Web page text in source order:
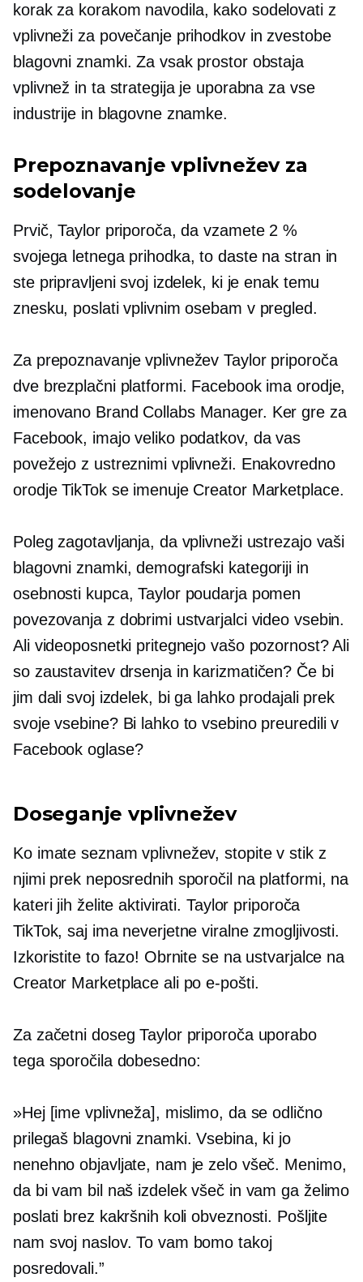
korak za korakom navodila, kako sodelovati z
vplivneži za povečanje prihodkov in zvestobe
blagovni znamki. Za vsak prostor obstaja
vplivnež in ta strategija je uporabna za vse
industrije in blagovne znamke.
Prepoznavanje vplivnežev za
sodelovanje
Prvič, Taylor priporoča, da vzamete 2 %
svojega letnega prihodka, to daste na stran in
ste pripravljeni svoj izdelek, ki je enak temu
znesku, poslati vplivnim osebam v pregled.
Za prepoznavanje vplivnežev Taylor priporoča
dve brezplačni platformi. Facebook ima orodje,
imenovano Brand Collabs Manager. Ker gre za
Facebook, imajo veliko podatkov, da vas
povežejo z ustreznimi vplivneži. Enakovredno
orodje TikTok se imenuje Creator Marketplace.
Poleg zagotavljanja, da vplivneži ustrezajo vaši
blagovni znamki, demografski kategoriji in
osebnosti kupca, Taylor poudarja pomen
povezovanja z dobrimi ustvarjalci video vsebin.
Ali videoposnetki pritegnejo vašo pozornost? Ali
so zaustavitev drsenjain karizmatičen? Če bi
jim dali svoj izdelek, bi ga lahko prodajali prek
svoje vsebine? Bi lahko to vsebino preuredili v
Facebook oglase?
Doseganje vplivnežev
Ko imate seznam vplivnežev, stopite v stik z
njimi prek neposrednih sporočil na platformi, na
kateri jih želite aktivirati. Taylor priporoča
TikTok, saj ima neverjetne viralne zmogljivosti.
Izkoristite to fazo! Obrnite se na ustvarjalce na
Creator Marketplace ali po e-pošti.
Za začetni doseg Taylor priporoča uporabo
tega sporočila dobesedno:
»Hej [ime vplivneža], mislimo, da se odlično
prilegaš blagovni znamki. Vsebina, ki jo
nenehno objavljate, nam je zelo všeč. Menimo,
da bi vam bil naš izdelek všeč in vam ga želimo
poslati brez kakršnih koli obveznosti. Pošljite
nam svoj naslov. To vam bomo takoj
posredovali.”